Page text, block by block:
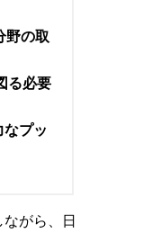
野の取
る必要
プッ
がら、日